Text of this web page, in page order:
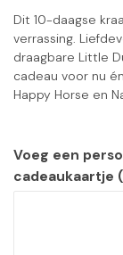
Dit 10-daagse
verrassing.
draagbare Little
cadeau voor nu
Happy Horse en
Voeg een
cadeaukaartje